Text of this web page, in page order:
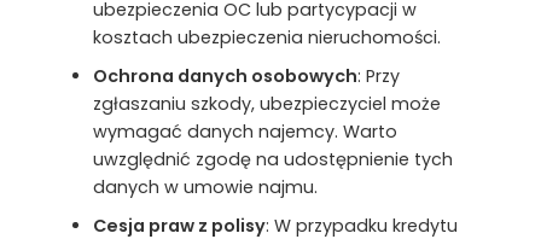
ubezpieczenia OC lub partycypacji w
kosztach ubezpieczenia nieruchomości.
Ochrona danych osobowych: Przy
zgłaszaniu szkody, ubezpieczyciel może
wymagać danych najemcy. Warto
uwzględnić zgodę na udostępnienie tych
danych w umowie najmu.
Cesja praw z polisy: W przypadku kredytu